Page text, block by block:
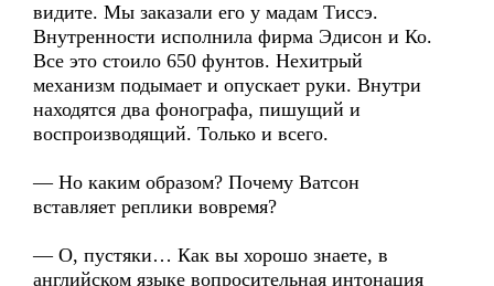
видите. Мы заказали его у мадам Тиссэ.
Внутренности исполнила фирма Эдисон и Ко.
Все это стоило 650 фунтов. Нехитрый
механизм подымает и опускает руки. Внутри
находятся два фонографа, пишущий и
воспроизводящий. Только и всего.
— Но каким образом? Почему Ватсон
вставляет реплики вовремя?
— О, пустяки… Как вы хорошо знаете, в
английском языке вопросительная интонация